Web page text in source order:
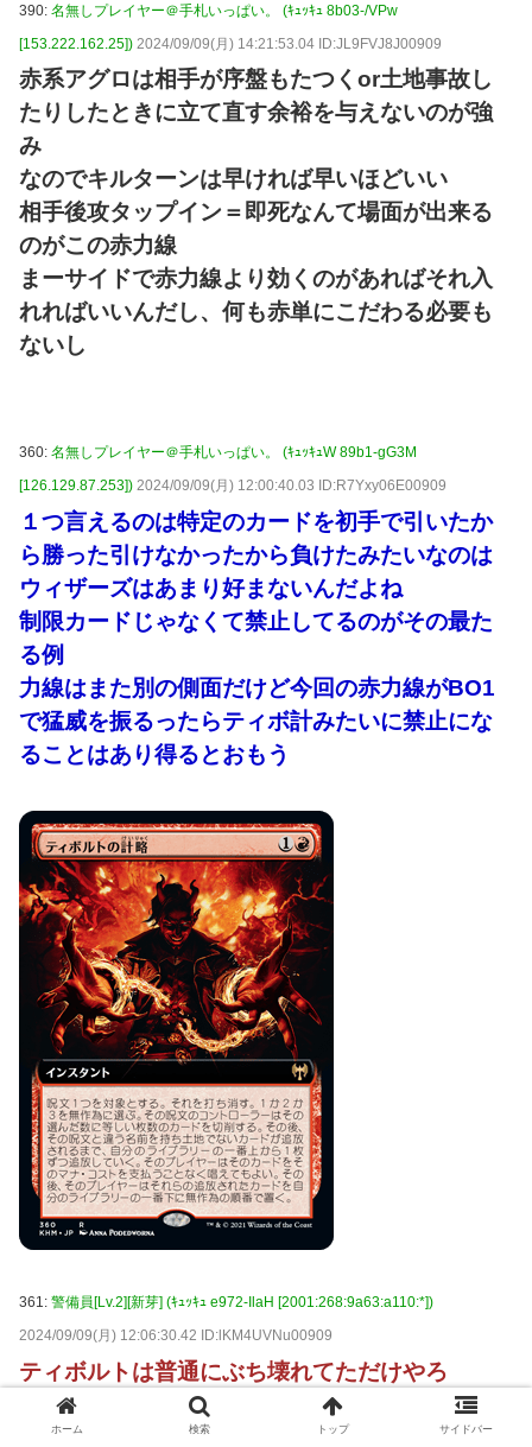
390: 名無しプレイヤー＠手札いっぱい。 (ｷｭｯｷｭ 8b03-/VPw
[153.222.162.25]) 2024/09/09(月) 14:21:53.04 ID:JL9FVJ8J00909
赤系アグロは相手が序盤もたつくor土地事故し
たりしたときに立て直す余裕を与えないのが強
み
なのでキルターンは早ければ早いほどいい
相手後攻タップイン＝即死なんて場面が出来る
のがこの赤力線
まーサイドで赤力線より効くのがあればそれ入
れればいいんだし、何も赤単にこだわる必要も
ないし
360: 名無しプレイヤー＠手札いっぱい。 (ｷｭｯｷｭW 89b1-gG3M
[126.129.87.253]) 2024/09/09(月) 12:00:40.03 ID:R7Yxy06E00909
１つ言えるのは特定のカードを初手で引いたか
ら勝った引けなかったから負けたみたいなのは
ウィザーズはあまり好まないんだよね
制限カードじゃなくて禁止してるのがその最た
る例
力線はまた別の側面だけど今回の赤力線がBO1
で猛威を振るったらティボ計みたいに禁止にな
ることはあり得るとおもう
361: 警備員[Lv.2][新芽] (ｷｭｯｷｭ e972-IlaH [2001:268:9a63:a110:*])
2024/09/09(月) 12:06:30.42 ID:lKM4UVNu00909
ティボルトは普通にぶち壊れてただけやろ
赤力戦にそんなパワーはないやん
ホーム 検索 トップ サイドバー